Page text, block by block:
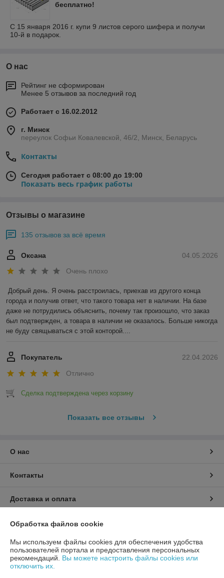
бесплатно!
С 15 января 2016 г. купи 9 листов серого шифера и получи
10-й в подарок.
О нас
Рейтинг не сформирован
Менее 5 отзывов за последний год
Работает с 16.02.2012
г. Минск
переулок Софьи Ковалевской, 46/2, Минск, Беларусь
Контакты
Сегодня работает с 08:00 до 19:00
Показать весь график работы
Отзывы о магазине
135 отзывов за всё время
04.05.2026
Оксана
Очень плохо
Добрый день. Я очень расстроилась, приехав из другого конца
города и получив ответ, что такого товара нет в наличии. На базе
даже не потрудились объяснить, почему так произошло, что заказ
был подтвержден, а товара в наличии не оказалось. Больше никогда
не буду свящываться с этой конторой....
22.04.2026
Покупатель
Отлично
Сделка подтверждена через корзину
Показать все отзывы
О нас
Контакты
Доставка и оплата
График работы
Полная версия сайта
Политика обработки cookies
Обработка файлов cookie
Мы используем файлы cookies для обеспечения удобства
пользователей портала и предоставления персональных
рекомендаций. Вы можете настроить файлы cookies или
отключить их.